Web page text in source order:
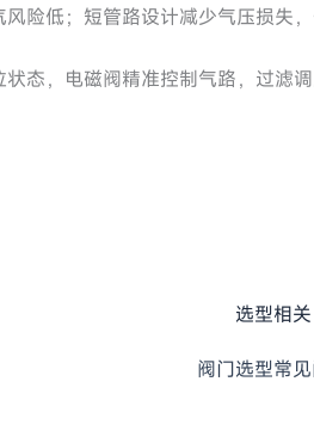
险低；短管路设计减少气压损失
状态，电磁阀精准控制气路，过
选型相关
阀门选型常